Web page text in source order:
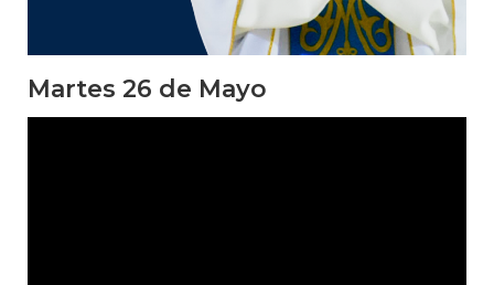
Martes 26 de Mayo